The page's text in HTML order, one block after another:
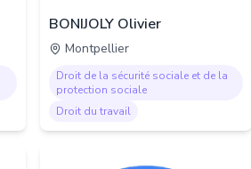
BONIJOLY Olivier
Montpellier
Droit de la sécurité sociale et de la
protection sociale
Droit du travail